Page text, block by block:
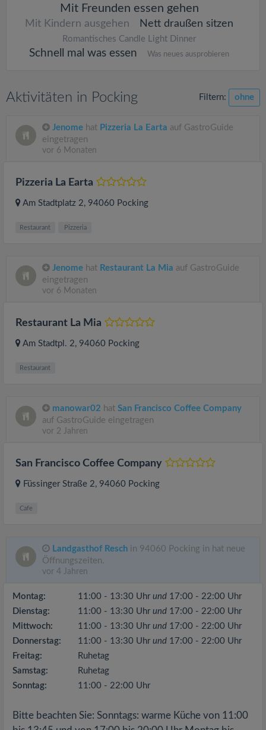
Mit Freunden essen gehen
Mit Kindern ausgehen Nett draußen sitzen
Romantisches Candle Light Dinner
Schnell mal was essen Was neues ausprobieren
Aktivitäten in Pocking Filtern: ohne
Jenome hat Pizzeria La Earta auf GastroGuide
eingetragen
vor 6 Monaten
Pizzeria La Earta
Am Stadtplatz 2, 94060 Pocking
Restaurant Pizzeria
Jenome hat Restaurant La Mia auf GastroGuide
eingetragen
vor 6 Monaten
Restaurant La Mia
Am Stadtpl. 2, 94060 Pocking
Restaurant
manowar02 hat San Francisco Coffee Company
auf GastroGuide eingetragen
vor 2 Jahren
San Francisco Coffee Company
Füssinger Straße 2, 94060 Pocking
Cafe
Landgasthof Resch in 94060 Pocking in hat neue
Öffnungszeiten.
vor 4 Jahren
Montag: 11:00 - 13:30 Uhr und 17:00 - 22:00 Uhr
Dienstag:
11:00 - 13:30 Uhr und 17:00 - 22:00 Uhr
Mittwoch:
11:00 - 13:30 Uhr und 17:00 - 22:00 Uhr
Donnerstag:
11:00 - 13:30 Uhr und 17:00 - 22:00 Uhr
Freitag:
Ruhetag
Samstag:
Ruhetag
Sonntag:
11:00 - 22:00 Uhr
Bitte beachten Sie: Sonntags: warme Küche von 11:00